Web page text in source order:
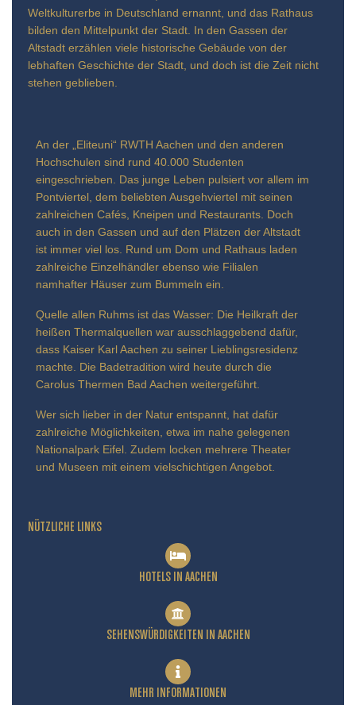
Weltkulturerbe in Deutschland ernannt, und das Rathaus
bilden den Mittelpunkt der Stadt. In den Gassen der
Altstadt erzählen viele historische Gebäude von der
lebhaften Geschichte der Stadt, und doch ist die Zeit nicht
stehen geblieben.
An der „Eliteuni“ RWTH Aachen und den anderen
Hochschulen sind rund 40.000 Studenten
eingeschrieben. Das junge Leben pulsiert vor allem im
Pontviertel, dem beliebten Ausgehviertel mit seinen
zahlreichen Cafés, Kneipen und Restaurants. Doch
auch in den Gassen und auf den Plätzen der Altstadt
ist immer viel los. Rund um Dom und Rathaus laden
zahlreiche Einzelhändler ebenso wie Filialen
namhafter Häuser zum Bummeln ein.
Quelle allen Ruhms ist das Wasser: Die Heilkraft der
heißen Thermalquellen war ausschlaggebend dafür,
dass Kaiser Karl Aachen zu seiner Lieblingsresidenz
machte. Die Badetradition wird heute durch die
Carolus Thermen Bad Aachen weitergeführt.
Wer sich lieber in der Natur entspannt, hat dafür
zahlreiche Möglichkeiten, etwa im nahe gelegenen
Nationalpark Eifel. Zudem locken mehrere Theater
und Museen mit einem vielschichtigen Angebot.
NÜTZLICHE LINKS
HOTELS IN AACHEN
SEHENSWÜRDIGKEITEN IN AACHEN
MEHR INFORMATIONEN